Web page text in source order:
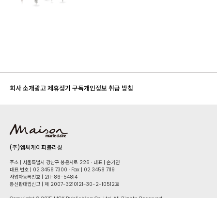
회사 소개광고 제휴정기 구독개인정보 취급 방침
(주)엠씨케이퍼블리싱
주소 | 서울특별시 강남구 봉은사로 226 · 대표 | 손기연
대표 번호 | 02 34​58 7300 · Fax | 02 34​58 7119
사업자등록번호 | 211-86-5​4814
통신판매업신고 | 제 2007-3210121-30-2-10512호